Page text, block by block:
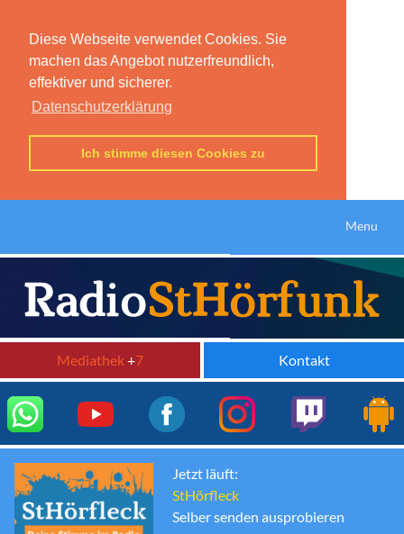
Diese Webseite verwendet Cookies. Sie
machen das Angebot nutzerfreundlich,
effektiver und sicherer.
Datenschutzerklärung
Ich stimme diesen Cookies zu
Menu
Mediathek+7 Kontakt
Jetzt läuft:
StHörfleck
Selber senden ausprobieren